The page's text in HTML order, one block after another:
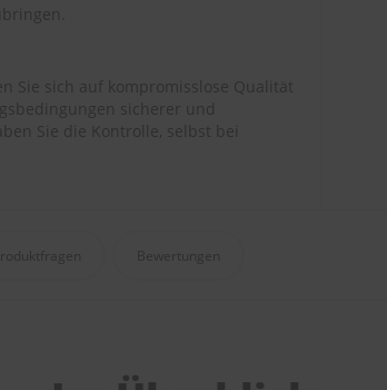
Sie sich auf kompromisslose Qualität
sicherer und
Sie die Kontrolle, selbst bei
Produktfragen Bewertungen